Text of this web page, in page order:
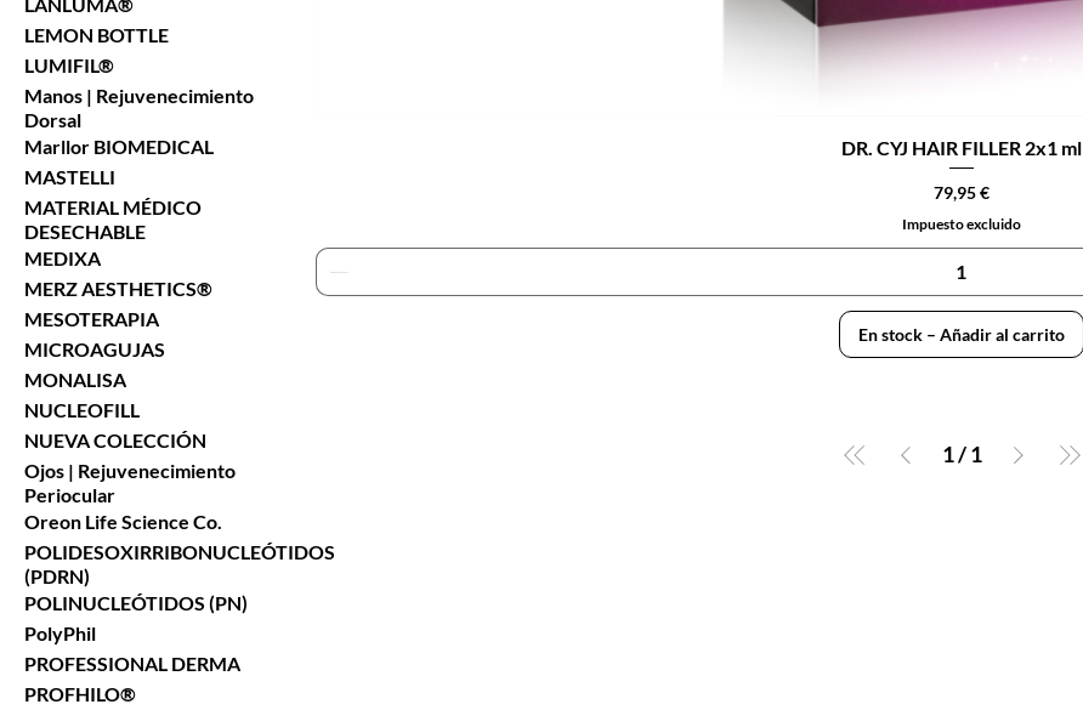
LEMON BOTTLE
LUMIFIL®
Manos | Rejuvenecimiento
Dorsal
Marllor BIOMEDICAL
MASTELLI
MATERIAL MÉDICO
DESECHABLE
MEDIXA
MERZ AESTHETICS®
MESOTERAPIA
MICROAGUJAS
MONALISA
NUCLEOFILL
NUEVA COLECCIÓN
Ojos | Rejuvenecimiento
Periocular
Oreon Life Science Co.
POLIDESOXIRRIBONUCLEÓTIDOS
(PDRN)
POLINUCLEÓTIDOS (PN)
PolyPhil
PROFESSIONAL DERMA
PROFHILO®
DR. CYJ HAIR FILLER 2x1 ml
Precio
79,95 €
Impuesto excluido
En stock – Añadir al carrito
1/ 1